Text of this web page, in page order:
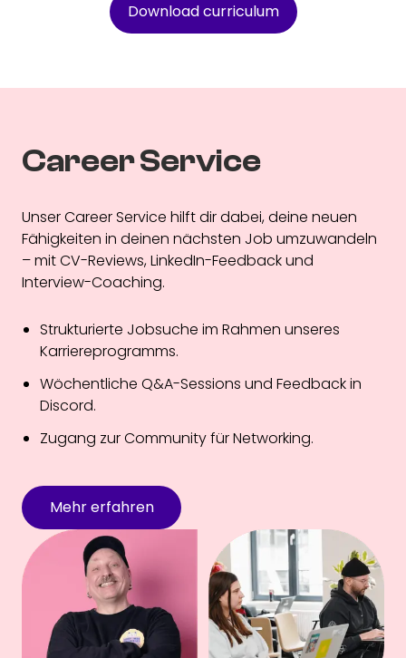
Download curriculum
Career Service
Unser Career Service hilft dir dabei, deine neuen
Fähigkeiten in deinen nächsten Job umzuwandeln
– mit CV-Reviews, LinkedIn-Feedback und
Interview-Coaching.
Strukturierte Jobsuche im Rahmen unseres
Karriereprogramms.
Wöchentliche Q&A-Sessions und Feedback in
Discord.
Zugang zur Community für Networking.
Mehr erfahren